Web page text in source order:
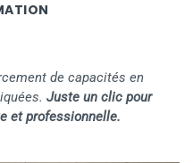
de capacités en
Juste un clic pour
et professionnelle.